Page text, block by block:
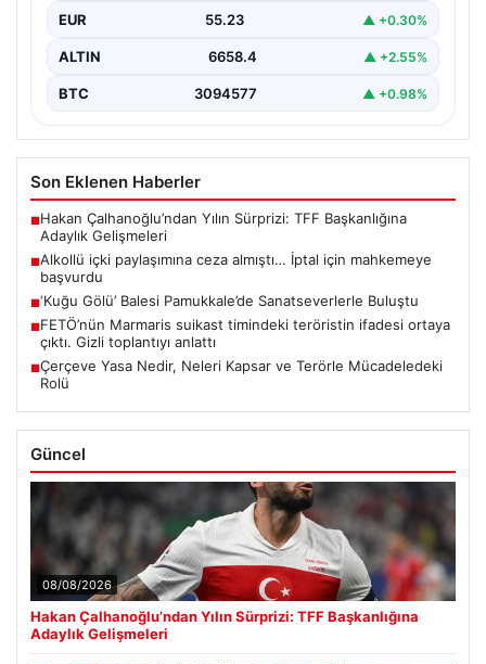
EUR 55.23 ▲ +0.30%
ALTIN 6658.4 ▲ +2.55%
BTC 3094577 ▲ +0.98%
Son Eklenen Haberler
■Hakan Çalhanoğlu’ndan Yılın Sürprizi: TFF Başkanlığına
Adaylık Gelişmeleri
■Alkollü içki paylaşımına ceza almıştı… İptal için mahkemeye
başvurdu
■‘Kuğu Gölü’ Balesi Pamukkale’de Sanatseverlerle Buluştu
■FETÖ’nün Marmaris suikast timindeki teröristin ifadesi ortaya
çıktı. Gizli toplantıyı anlattı
■Çerçeve Yasa Nedir, Neleri Kapsar ve Terörle Mücadeledeki
Rolü
Güncel
08/08/2026
Hakan Çalhanoğlu’ndan Yılın Sürprizi: TFF Başkanlığına
Adaylık Gelişmeleri